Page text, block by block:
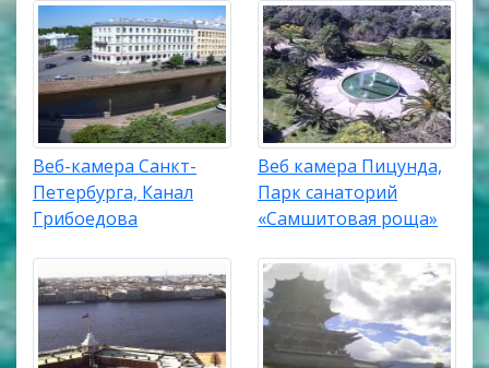
Веб-камера Санкт-
Петербурга, Канал
Грибоедова
Веб камера Пицунда,
Парк санаторий
«Самшитовая роща»